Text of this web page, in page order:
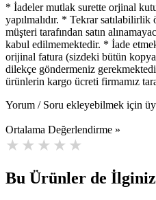
* İadeler mutlak surette orjinal
yapılmalıdır. * Tekrar
müşteri tarafından satın
kabul edilmemektedir. * İade
orijinal fatura (sizdeki bütün
dilekçe göndermeniz
ürünlerin kargo ücreti firmamız
Yorum / Soru ekleyebilmek için
Ortalama Değerlendirme »
Bu Ürünler de